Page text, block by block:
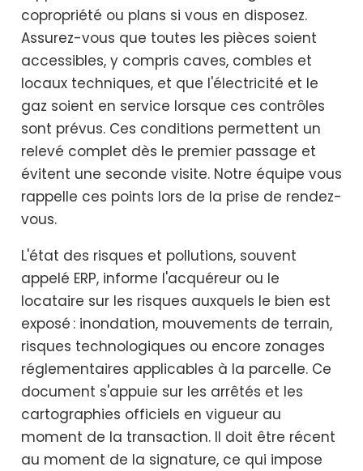
copropriété ou plans si vous en disposez.
Assurez-vous que toutes les pièces soient
accessibles, y compris caves, combles et
locaux techniques, et que l'électricité et le
gaz soient en service lorsque ces contrôles
sont prévus. Ces conditions permettent un
relevé complet dès le premier passage et
évitent une seconde visite. Notre équipe vous
rappelle ces points lors de la prise de rendez-
vous.
L'état des risques et pollutions, souvent
appelé ERP, informe l'acquéreur ou le
locataire sur les risques auxquels le bien est
exposé : inondation, mouvements de terrain,
risques technologiques ou encore zonages
réglementaires applicables à la parcelle. Ce
document s'appuie sur les arrêtés et les
cartographies officiels en vigueur au
moment de la transaction. Il doit être récent
au moment de la signature, ce qui impose